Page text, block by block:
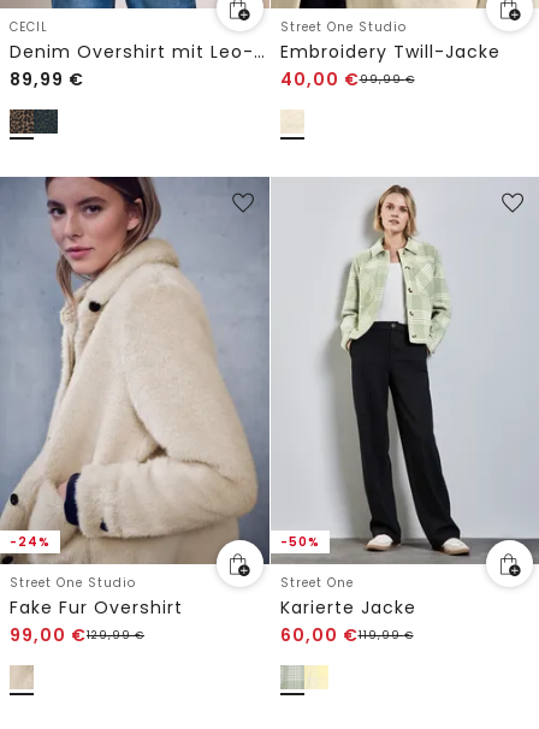
CECIL
Denim Overshirt mit Leo-Muster
89,99 €
Street One Studio
Embroidery Twill-Jacke
40,00 €99,99€
-24%
Street One Studio
Fake Fur Overshirt
99,00 €129,99€
-50%
Street One
Karierte Jacke
60,00 €119,99€